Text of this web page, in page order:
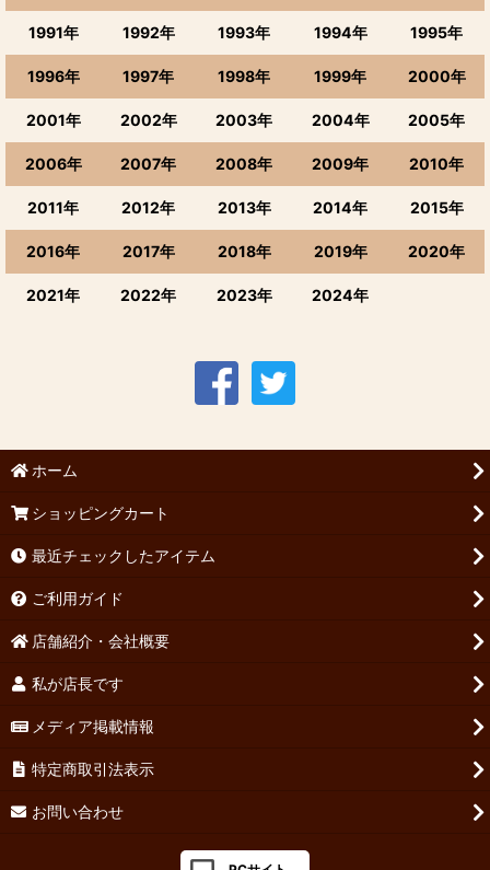
1991年 1992年 1993年 1994年 1995年
1996年 1997年 1998年 1999年 2000年
2001年 2002年 2003年 2004年 2005年
2006年 2007年 2008年 2009年 2010年
2011年 2012年 2013年 2014年 2015年
2016年 2017年 2018年 2019年 2020年
2021年 2022年 2023年 2024年
ホーム
ショッピングカート
最近チェックしたアイテム
ご利用ガイド
店舗紹介・会社概要
私が店長です
メディア掲載情報
特定商取引法表示
お問い合わせ